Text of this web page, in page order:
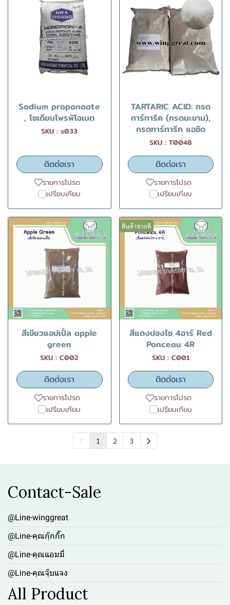
Sodium propanoate
, โซเดียมโพรพิโอเนต
SKU : s033
ติดต่อเรา
รายการโปรด
เปรียบเทียบ
TARTARIC ACID: กรด
ทาร์ทาริค (กรดมะขาม),
กรดทาร์ทาริก แอซิด
SKU : T0048
ติดต่อเรา
รายการโปรด
เปรียบเทียบ
สีเขียวแอปเปิ้ล apple
green
SKU : C002
ติดต่อเรา
รายการโปรด
เปรียบเทียบ
สินค้าขายดี
สีแดงปองโซ 4อาร์ Red
Ponceau 4R
SKU : C001
ติดต่อเรา
รายการโปรด
เปรียบเทียบ
1 2 3
Contact-Sale
@Line-winggreat
@Line-คุณกุ๊กกิ๊ก
@Line-คุณแอมมี่
@Line-คุณจุ๊บแจง
All Product